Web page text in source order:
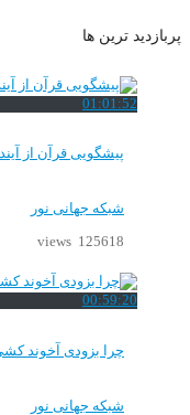
پربازدید ترین ها
01:01:52
پیشگویی قرآن از
شبکه جهانی نور
125618 views
00:59:20
چرا بزودی آخوند
شبکه جهانی نور